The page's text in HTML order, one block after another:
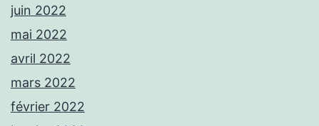
juin 2022
mai 2022
avril 2022
mars 2022
février 2022